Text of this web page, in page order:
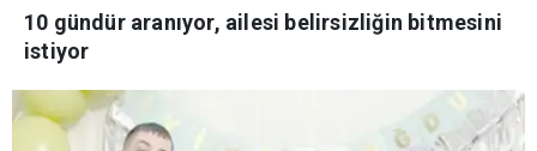
10 gündür aranıyor, ailesi belirsizliğin bitmesini
istiyor